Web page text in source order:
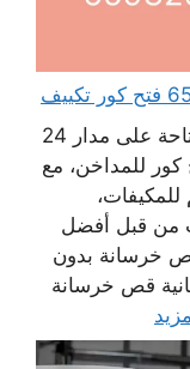
خدمات شركة قص خرسانة الكويت متاحة على مدار 24
للمداخن، مع
من قبل أفضل
خرسانة بدون
قص خرسانة